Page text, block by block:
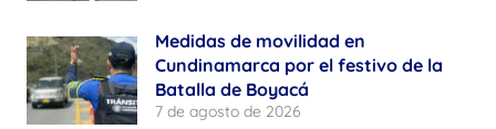
Medidas de movilidad en
Cundinamarca por el festivo de la
Batalla de Boyacá
7 de agosto de 2026